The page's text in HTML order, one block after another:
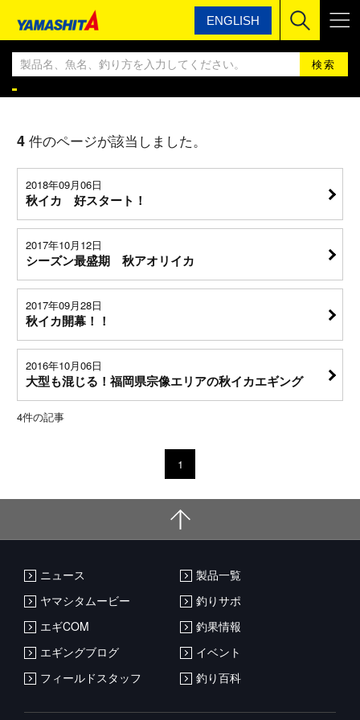
ENGLISH
ヤマシタ YAMASHITA エギングBLOG
YAMASHITA エギングBLOG
4 件のページが該当しました。
2018年09月06日
秋イカ 好スタート！
2017年10月12日
シーズン最盛期 秋アオリイカ
2017年09月28日
秋イカ開幕！！
2016年10月06日
大型も混じる！福岡県宗像エリアの秋イカエギング
4件の記事
1
ニュース
製品一覧
ヤマシタムービー
釣りサポ
エギCOM
釣果情報
エギングブログ
イベント
フィールドスタッフ
釣り百科